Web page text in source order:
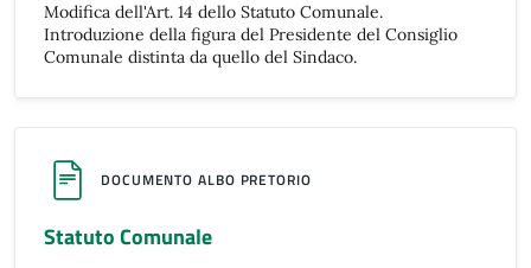
Modifica dell'Art. 14 dello Statuto Comunale.
Introduzione della figura del Presidente del Consiglio
Comunale distinta da quello del Sindaco.
DOCUMENTO ALBO PRETORIO
Statuto Comunale